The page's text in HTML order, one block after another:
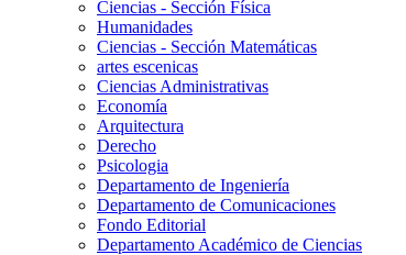
Ciencias - Sección Física
Humanidades
Ciencias - Sección Matemáticas
artes escenicas
Ciencias Administrativas
Economía
Arquitectura
Derecho
Psicologia
Departamento de Ingeniería
Departamento de Comunicaciones
Fondo Editorial
Departamento Académico de Ciencias